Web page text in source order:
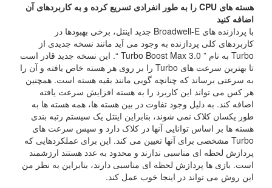
هسته های CPU را به طور انفرادی تسریع کرده و به کاربردهای آن
اضافه کنید
با پردازنده های Broadwell-E جدید اینتل، برخی بهبودها در
کاربردهای کلی پردازنده به وجود می آید مانند نسخه جدیدی از
Turbo به نام ” Turbo Boost Max 3.0 “. این نسخه جدید قادر است
تا بهترین سرعت های Turbo را بر روی هر هسته خاص یافته و آن را
به سرعتی برساند که چنانچه گویی مانند بقیه هسته است. همچنین
هر کس می تواند این کاربرد را به هسته افزایش سرعت یافته
اضافه کند. به دلیل وجود تفاوت در بین هسته ها، همه هسته ها به
طور یکسان کلاک نمی شوند، بنابراین اینتل یک سیستم رتبه بندی
هسته ها بر اساس توانایی آنها در کلاک دارد و سپس سرعت های
Turbo مشخصی برای آنها تعیین می کند. این برای عملکردهایی که
پردازش لحظه ای مناسبی ندارند و محدود به عدد هستند ارزشمند
است. بازی ها پردازش لحظه ای مناسبی دارند، بنابراین به نظر من
این روش می تواند در اینجا خوب عمل کند.